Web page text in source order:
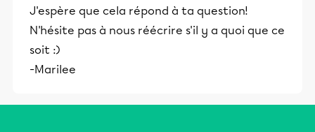
J'espère que cela répond à ta question!
N'hésite pas à nous réécrire s'il y a quoi que ce
soit :)
-Marilee